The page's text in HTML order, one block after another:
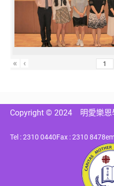
« ‹
Copyright © 2024 明愛樂恩
Tel : 2310 0440Fax : 2310 8478